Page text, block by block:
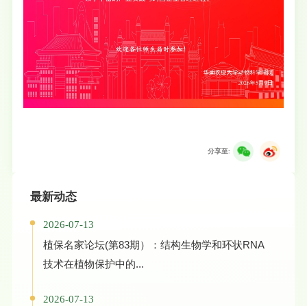
分享至:
最新动态
2026-07-13
植保名家论坛(第83期）：结构生物学和环状RNA
技术在植物保护中的...
2026-07-13